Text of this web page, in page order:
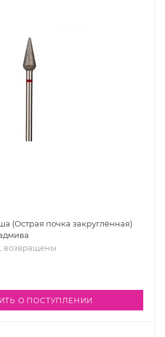
(Острая почка закруглённая)
возвращены
О ПОСТУПЛЕНИИ